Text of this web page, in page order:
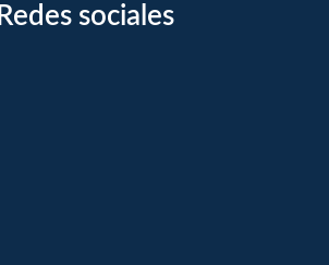
Redes sociales